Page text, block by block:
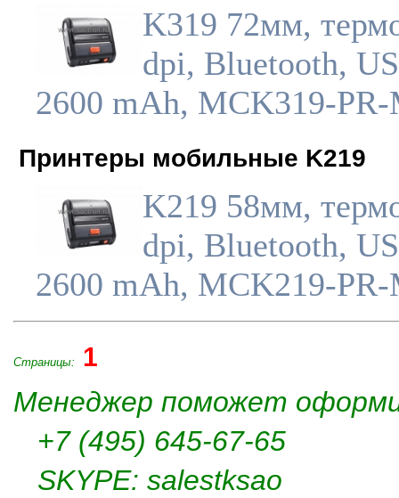
K319 72мм,
dpi, Bluetooth,
2600 mAh, MCK319-
Принтеры мобильные K219
K219 58мм,
dpi, Bluetooth,
2600 mAh, MCK219-
Страницы: 1
Менеджер поможет
+7 (495) 645-67-65
SKYPE: salestksao